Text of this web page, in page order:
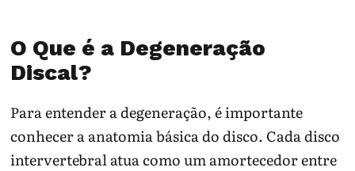
O Que é a Degeneração
Discal?
Para entender a degeneração, é importante
conhecer a anatomia básica do disco. Cada disco
intervertebral atua como um amortecedor entre